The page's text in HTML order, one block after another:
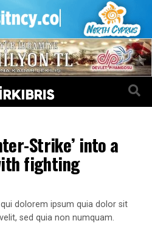
Strike’ into a
fighting
dolorem ipsum quia dolor sit
sed quia non numquam.